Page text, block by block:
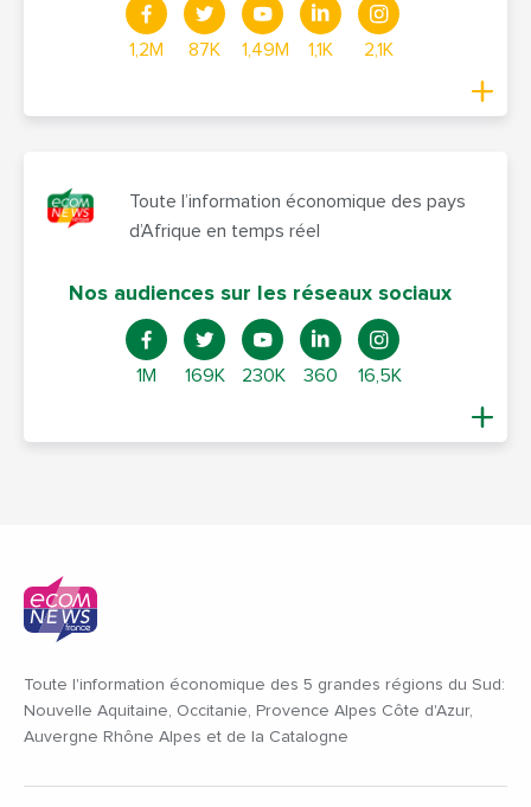
1,2M 87K 1,49M 1,1K 2,1K
Toute l’information économique des pays
d’Afrique en temps réel
Nos audiences sur les réseaux sociaux
1M 169K 230K 360 16,5K
Toute l'information économique des 5 grandes régions du Sud:
Nouvelle Aquitaine, Occitanie, Provence Alpes Côte d'Azur,
Auvergne Rhône Alpes et de la Catalogne